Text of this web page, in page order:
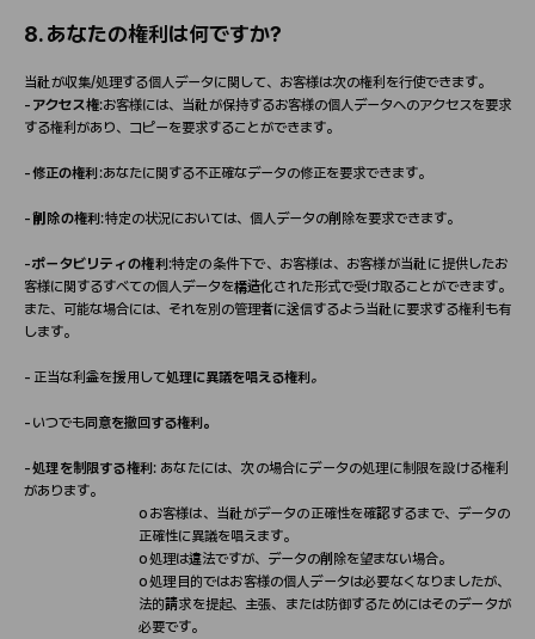
8.あなたの権利は何ですか?
当社が収集/処理する個人データに関 して、お客様は次の権利を行使できます。
- アクセス権:お客様には、 当社が保持するお客様の個人データへのアクセスを要求
する権利があり、コピーを要求することができます。
-修正の権利:あなたに関する不正確なデータの修正を要求できます。
-削除の権利:特定の状況においては、個人データの削除を要求できます。
-ポータビリティの権利:特定の条件下で、お客様は、お客様が当社に提供したお
客様に関するすべての個人データを構造化された形式で受け取ることができます。
また、可能な場合には、それを別の管理者に送信するよう当社に要求する権利も有
します。
- 正当な利益を援用して処理に異議を唱える権利。
- いつでも同意を撤回する権利。
-処理を制限する権利: あなたには、次の場合にデータの処理に制限を設ける権利
があります。
o お客様は、 当社がデータの正確性を確認するまで、データの
正確性に異議を唱えます。
o処理は違法ですが、データの削除を望まない場合。
o処理目的ではお客様の個人データは必要なくなりましたが、
法的請求を提起、主張、または防御するためにはそのデータが
必要です。